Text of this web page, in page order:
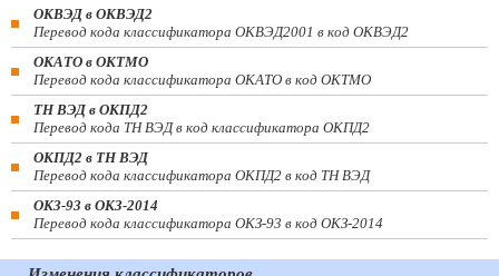
ОКВЭД в ОКВЭД2
Перевод кода классификатора ОКВЭД2001 в код ОКВЭД2
ОКАТО в ОКТМО
Перевод кода классификатора ОКАТО в код ОКТМО
ТН ВЭД в ОКПД2
Перевод кода ТН ВЭД в код классификатора ОКПД2
ОКПД2 в ТН ВЭД
Перевод кода классификатора ОКПД2 в код ТН ВЭД
ОКЗ-93 в ОКЗ-2014
Перевод кода классификатора ОКЗ-93 в код ОКЗ-2014